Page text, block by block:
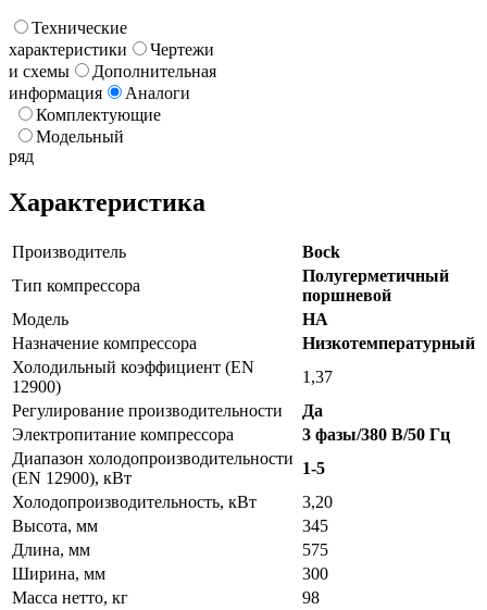
Технические
характеристики
Чертежи
и схемы
Дополнительная
информация
Аналоги
Комплектующие
Модельный
ряд
Характеристика
Производитель
Bock
Тип компрессора
Полугерметичный
поршневой
Модель
HA
Назначение компрессора
Низкотемпературный
Холодильный коэффициент (EN
12900)
1,37
Регулирование производительности
Да
Электропитание компрессора
3 фазы/380 В/50 Гц
Диапазон холодопроизводительности
(EN 12900), кВт
1-5
Холодопроизводительность, кВт
3,20
Высота, мм
345
Длина, мм
575
Ширина, мм
300
Масса нетто, кг
98